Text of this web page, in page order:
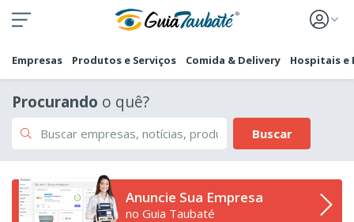
Empresas Produtos e Serviços Comida & Delivery Hospitais e
Procurando o quê?
Buscar
Anuncie Sua Empresa
no Guia Taubaté